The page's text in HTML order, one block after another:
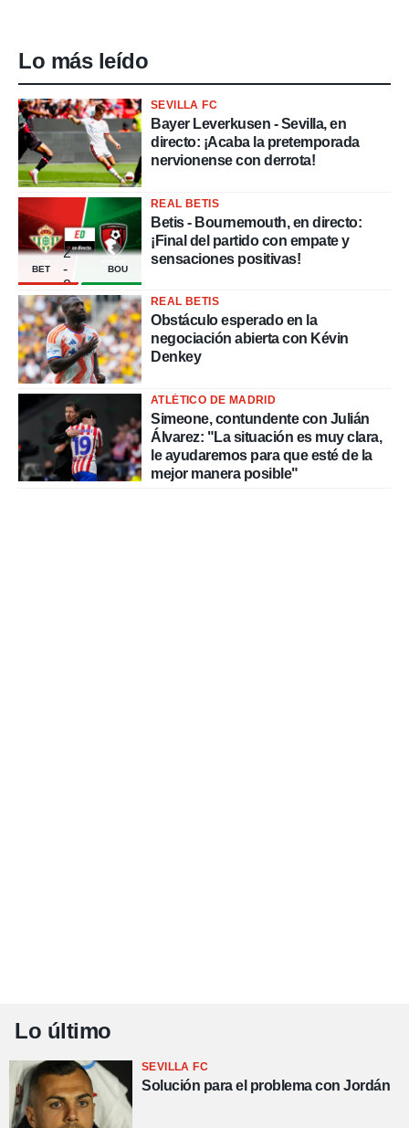
Lo más leído
SEVILLA FC
Bayer Leverkusen - Sevilla, en
directo: ¡Acaba la pretemporada
nervionense con derrota!
BET
2
-
2
BOU
REAL BETIS
Betis - Bournemouth, en directo:
¡Final del partido con empate y
sensaciones positivas!
REAL BETIS
Obstáculo esperado en la
negociación abierta con Kévin
Denkey
ATLÉTICO DE MADRID
Simeone, contundente con Julián
Álvarez: "La situación es muy clara,
le ayudaremos para que esté de la
mejor manera posible"
Lo último
SEVILLA FC
Solución para el problema con Jordán